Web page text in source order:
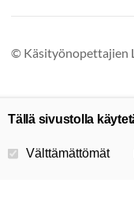
© Käsityönopettajien
Tällä sivustolla
Valitse käytettävät
Välttämättömät